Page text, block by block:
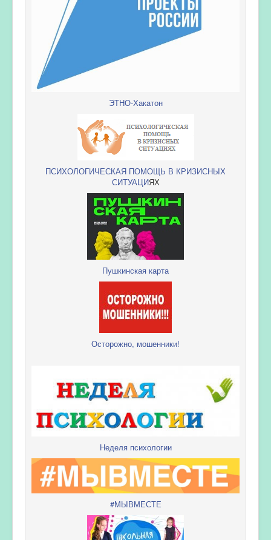
ЭТНО-Хакатон
ПСИХОЛОГИЧЕСКАЯ ПОМОЩЬ В КРИЗИСНЫХ
СИТУАЦИЯХ
Пушкинская карта
Осторожно, мошенники!
Неделя психологии
#МЫВМЕСТЕ